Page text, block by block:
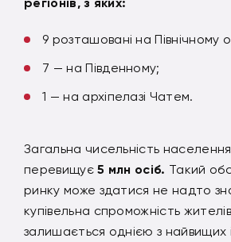
9 розташовані на Північному
7 — на Південному;
1 — на архіпелазі Чатем.
Загальна чисельність
перевищує5 млн осіб. Такий
ринку може здатися не надто
купівельна спроможність
залишається однією з найвищих і